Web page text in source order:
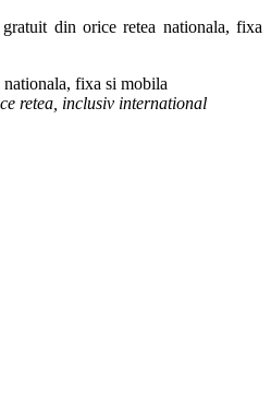
din orice retea nationala, fixa
fixa si mobila
retea, inclusiv international